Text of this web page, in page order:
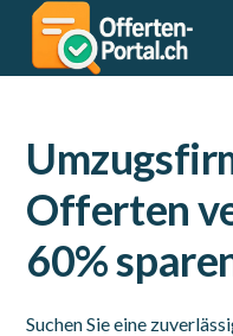
Offerten
60%
Suchen Sie eine